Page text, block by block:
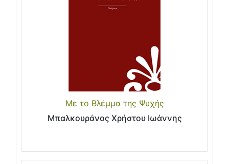
Με το Βλέμμα της Ψυχής
Μπαλκουράνος Χρήστου Ιωάννης